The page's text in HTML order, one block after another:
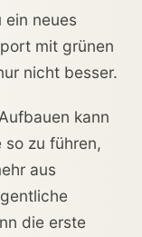
neues
mit grünen
nicht besser.
kann
so zu führen,
aus
die erste